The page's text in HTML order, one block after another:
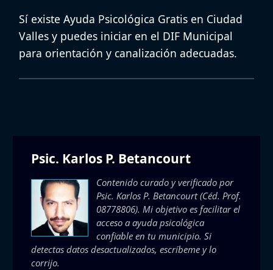
Sí existe Ayuda Psicológica Gratis en Ciudad
Valles y puedes iniciar en el DIF Municipal
para orientación y canalización adecuadas.
Psic. Karlos P. Betancourt
Contenido curado y verificado por
Psic. Karlos P. Betancourt(Céd. Prof.
08778806). Mi objetivo es facilitar el
acceso a ayuda psicológica
confiable en tu municipio. Si
detectas datos desactualizados, escríbeme y lo
corrijo.